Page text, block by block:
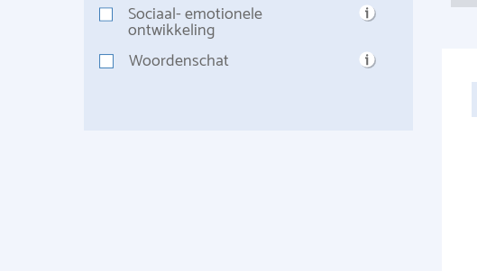
Sociaal- emotionele
ontwikkeling
Woordenschat